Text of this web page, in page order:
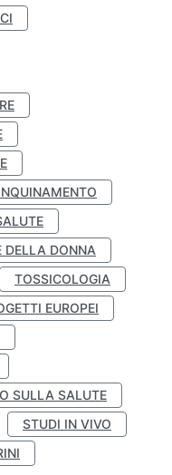
DELLA DONNA
TOSSICOLOGIA
EUROPEI
SULLA SALUTE
STUDI IN VIVO